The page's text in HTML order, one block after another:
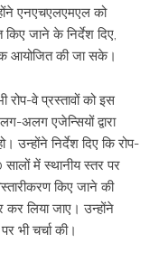
एनएचएलएमएल को
जाने के निर्देश दिए,
आयोजित की जा सके।
वे प्रस्तावों को इस
अलग एजेन्सियों द्वारा
उन्होंने निर्देश दिए कि रोप-
में स्थानीय स्तर पर
किए जाने की
लिया जाए। उन्होंने
भी चर्चा की।